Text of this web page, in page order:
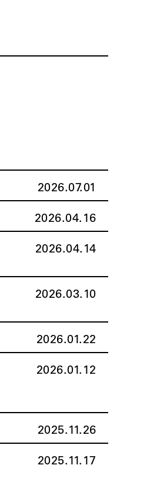
2026.07.01
2026.04.16
2026.04.14
2026.03.10
2026.01.22
2026.01.12
2025.11.26
2025.11.17